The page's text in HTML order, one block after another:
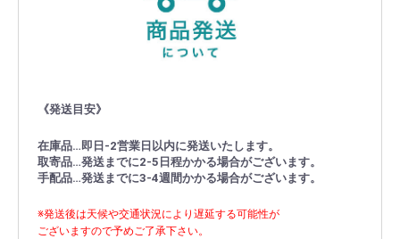
《発送目安》
在庫品…即日-2営業日以内に発送いたします。
取寄品…発送までに2-5日程かかる場合がございます。
手配品…発送までに3-4週間かかる場合がございます。
※発送後は天候や交通状況により遅延する可能性が
ございますので予めご了承下さい。